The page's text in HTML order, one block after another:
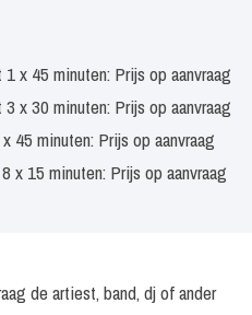
x 45 minuten: Prijs op aanvraag
x 30 minuten: Prijs op aanvraag
45 minuten: Prijs op aanvraag
x 15 minuten: Prijs op aanvraag
de artiest, band, dj of ander